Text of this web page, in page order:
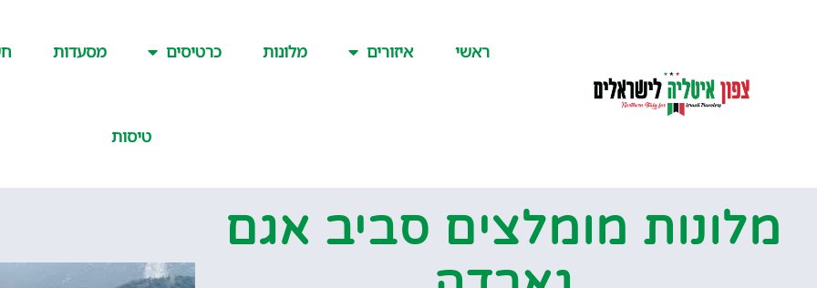
ראשי
איזורים מלונות כרטיסים מסעדות
טיסות
מלונות מומלצים סביב אגם